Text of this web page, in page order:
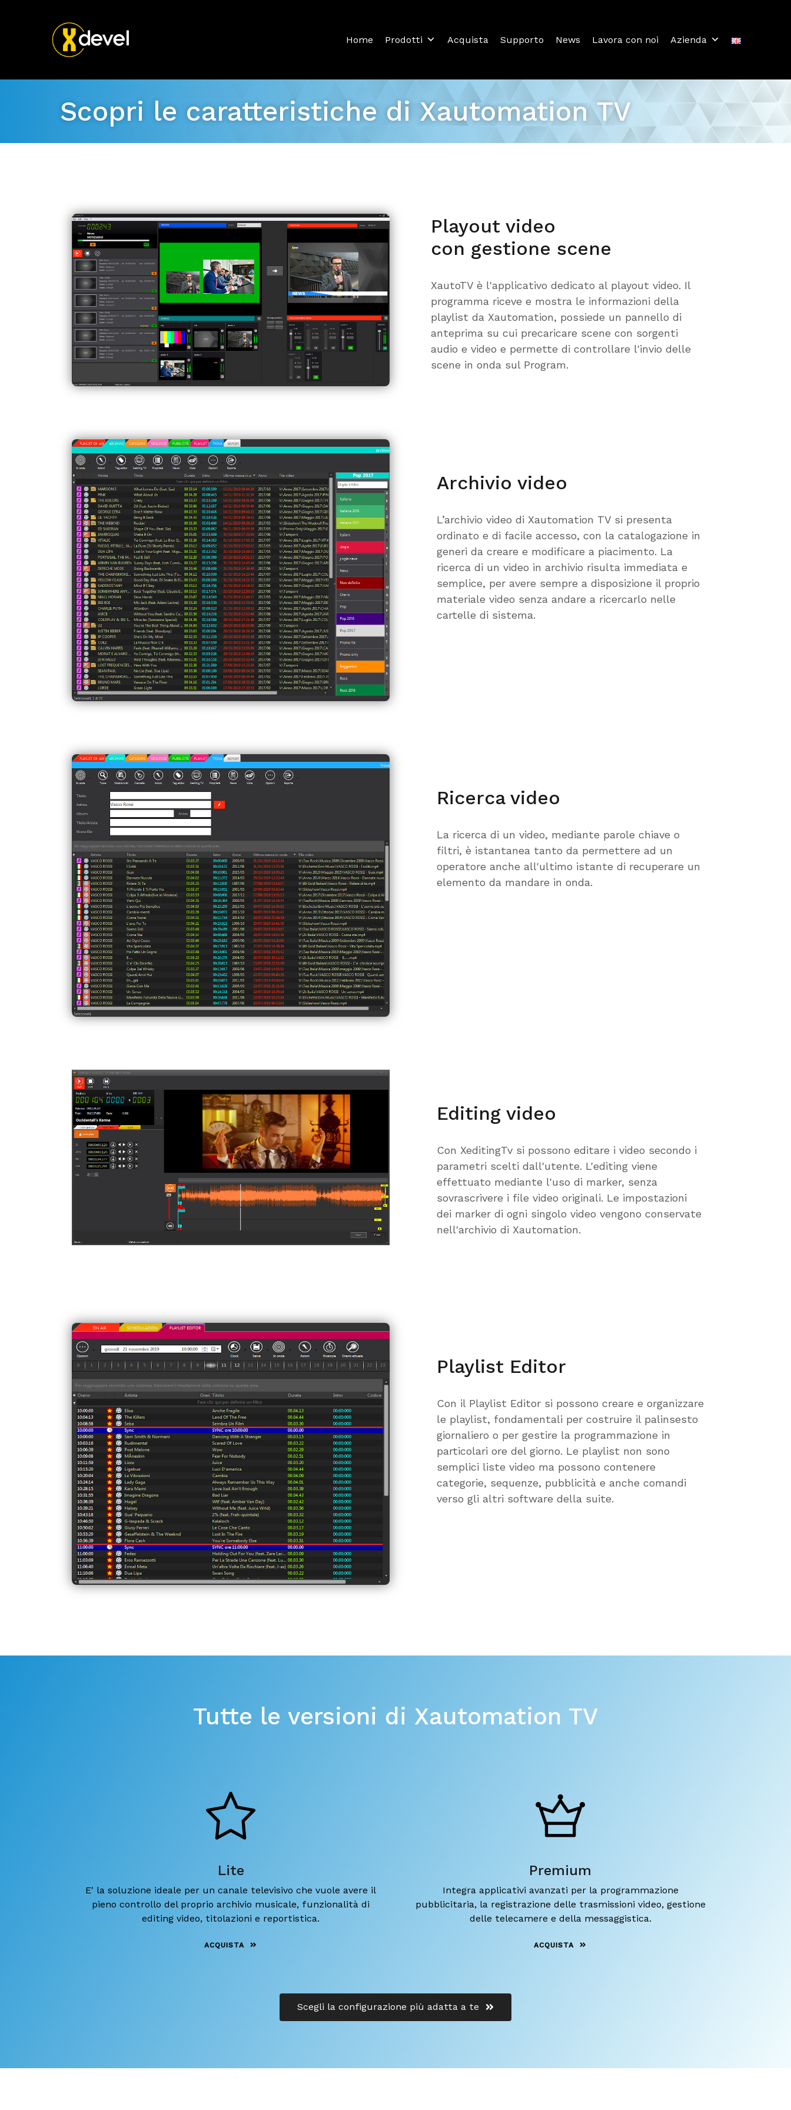
Home Prodotti Acquista Supporto News Lavora con noi Azienda
Scopri le caratteristiche di Xautomation TV
Playout video
con gestione scene
XautoTV è l'applicativo dedicato al playout video. Il
programma riceve e mostra le informazioni della
playlist da Xautomation, possiede un pannello di
anteprima su cui precaricare scene con sorgenti
audio e video e permette di controllare l'invio delle
scene in onda sul Program.
Archivio video
L’archivio video di Xautomation TV si presenta
ordinato e di facile accesso, con la catalogazione in
generi da creare e modificare a piacimento. La
ricerca di un video in archivio risulta immediata e
semplice, per avere sempre a disposizione il proprio
materiale video senza andare a ricercarlo nelle
cartelle di sistema.
Ricerca video
La ricerca di un video, mediante parole chiave o
filtri, è istantanea tanto da permettere ad un
operatore anche all'ultimo istante di recuperare un
elemento da mandare in onda.
Editing video
Con XeditingTv si possono editare i video secondo i
parametri scelti dall'utente. L'editing viene
effettuato mediante l'uso di marker, senza
sovrascrivere i file video originali. Le impostazioni
dei marker di ogni singolo video vengono conservate
nell'archivio di Xautomation.
Playlist Editor
Con il Playlist Editor si possono creare e organizzare
le playlist, fondamentali per costruire il palinsesto
giornaliero o per gestire la programmazione in
particolari ore del giorno. Le playlist non sono
semplici liste video ma possono contenere
categorie, sequenze, pubblicità e anche comandi
verso gli altri software della suite.
Tutte le versioni di Xautomation TV
Lite
E' la soluzione ideale per un canale televisivo che vuole avere il
pieno controllo del proprio archivio musicale, funzionalità di
editing video, titolazioni e reportistica.
ACQUISTA
Premium
Integra applicativi avanzati per la programmazione
pubblicitaria, la registrazione delle trasmissioni video, gestione
delle telecamere e della messaggistica.
ACQUISTA
Scegli la configurazione più adatta a te